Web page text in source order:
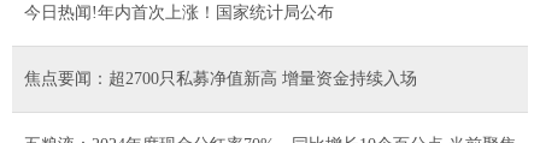
今日热闻!年内首次上涨！国家统计局公布
焦点要闻：超2700只私募净值新高 增量资金持续入场